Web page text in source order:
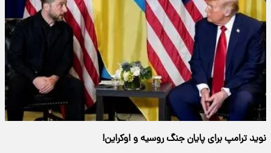
نوید ترامپ برای پایان جنگ روسیه و اوکراین!